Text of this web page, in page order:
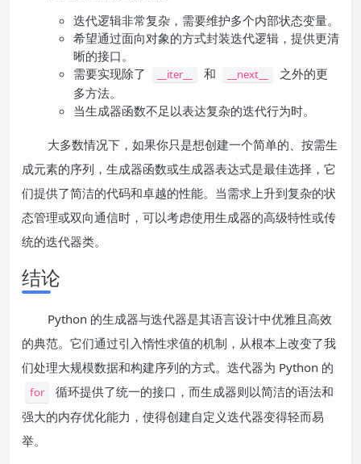
迭代逻辑非常复杂，需要维护多个内部状态变量。
希望通过面向对象的方式封装迭代逻辑，提供更清
晰的接口。
需要实现除了
__iter__ 和 __next__
之外的更
多方法。
当生成器函数不足以表达复杂的迭代行为时。
大多数情况下，如果你只是想创建一个简单的、按需生
成元素的序列，生成器函数或生成器表达式是最佳选择，它
们提供了简洁的代码和卓越的性能。当需求上升到复杂的状
态管理或双向通信时，可以考虑使用生成器的高级特性或传
统的迭代器类。
结论
Python 的生成器与迭代器是其语言设计中优雅且高效
的典范。它们通过引入惰性求值的机制，从根本上改变了我
们处理大规模数据和构建序列的方式。迭代器为 Python 的
for
循环提供了统一的接口，而生成器则以简洁的语法和
强大的内存优化能力，使得创建自定义迭代器变得轻而易
举。